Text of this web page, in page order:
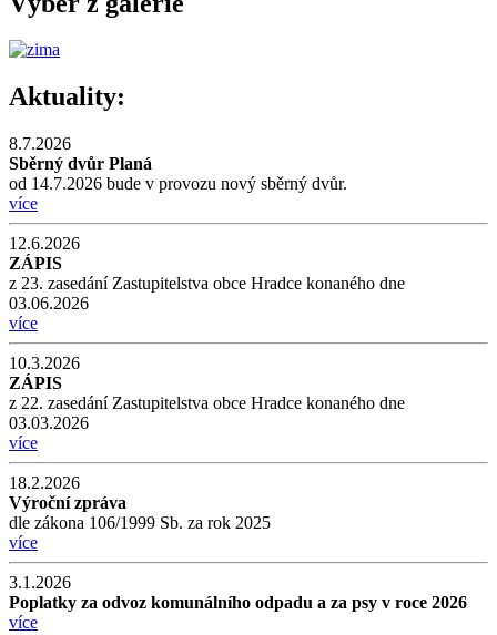
Aktuality:
8.7.2026
Sběrný dvůr Planá
od 14.7.2026 bude v provozu nový sběrný dvůr.
více
12.6.2026
ZÁPIS
z 23. zasedání Zastupitelstva obce Hradce konaného dne
03.06.2026
více
10.3.2026
ZÁPIS
z 22. zasedání Zastupitelstva obce Hradce konaného dne
03.03.2026
více
18.2.2026
Výroční zpráva
dle zákona 106/1999 Sb. za rok 2025
více
3.1.2026
Poplatky za odvoz komunálního odpadu a za psy v roce 2026
více